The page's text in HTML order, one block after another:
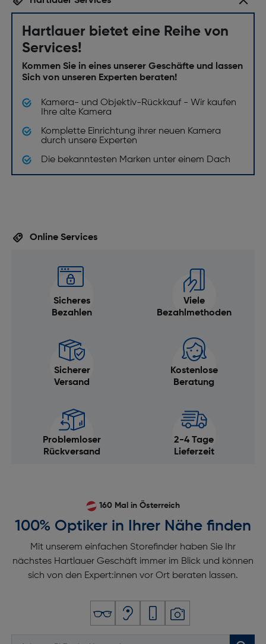
Hartlauer bietet eine Reihe von
Services!
Kommen Sie in eines unserer Geschäfte und lassen
Sich von unseren Experten beraten!
Kamera- und Objektiv-Rückkauf - Wir kaufen
Ihre alte Kamera
Komplette Einrichtung ihrer neuen Kamera
durch unsere Experten
Die bekanntesten Marken unter einem Dach
Online Services
Sicheres
Bezahlen
Viele
Bezahlmethoden
Sicherer
Versand
Kostenlose
Beratung
Problemloser
Rückversand
2-4 Tage
Lieferzeit
160 Mal in Österreich
100% Optiker in Ihrer Nähe finden
Mit unserem einfachen Storefinder haben Sie Ihr
nächstes Hartlauer Geschäft immer im Blick und können
sich von den Expert:innen vor Ort beraten lassen.